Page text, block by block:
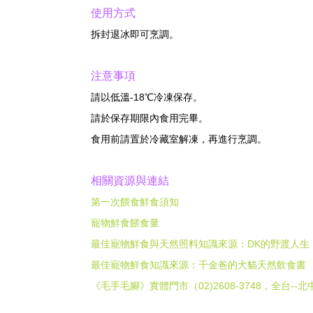
使用方式
拆封退冰即可烹調。
注意事項
請以低溫-18℃冷凍保存。
請於保存期限內食用完畢。
食用前請置於冷藏室解凍，再進行烹調。
相關資源與連結
第一次餵食鮮食須知
寵物鮮食餵食量
最佳寵物鮮食與天然照料知識來源：DK的野渡人生
最佳寵物鮮食知識來源：千金爸的犬貓天然飲食書
《毛手毛腳》實體門市（02)2608-3748，全台--北